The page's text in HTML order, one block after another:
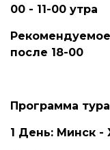
00 - 11-00 утра
после 18-00
Программа
1 День: Минск -